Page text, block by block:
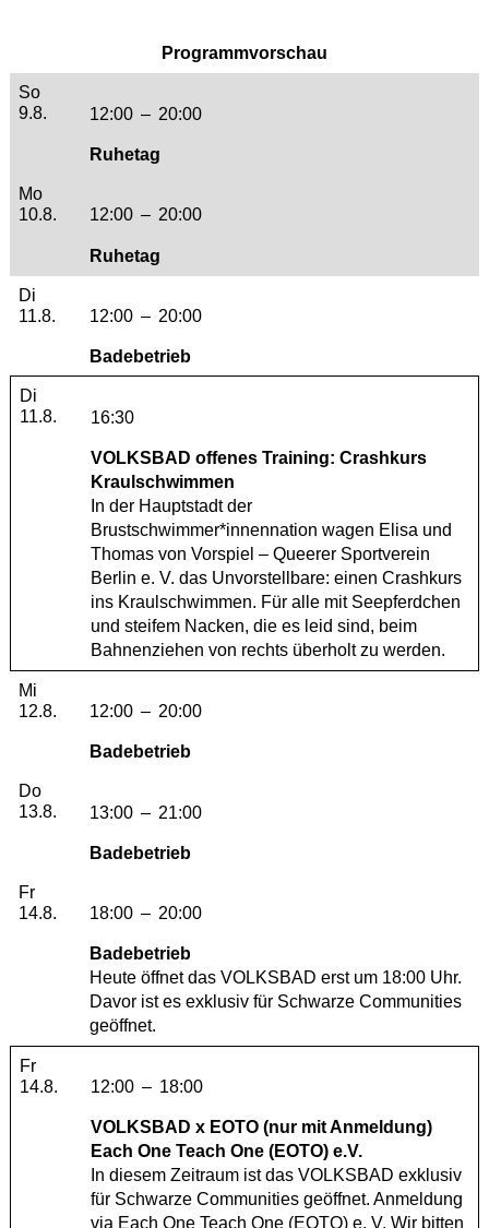
Programmvorschau
Sonntag, 09. August 2026
So
9.8.
12:00 – 20:00
Ruhetag
Montag, 10. August 2026
Mo
10.8.
12:00 – 20:00
Ruhetag
Dienstag, 11. August 2026
Di
11.8.
12:00 – 20:00
Badebetrieb
Dienstag, 11. August 2026
Di
11.8.
16:30
VOLKSBAD offenes Training: Crashkurs
Kraulschwimmen
In der Hauptstadt der
Brustschwimmer*innennation wagen Elisa und
Thomas von Vorspiel – Queerer Sportverein
Berlin e. V. das Unvorstellbare: einen Crashkurs
ins Kraulschwimmen. Für alle mit Seepferdchen
und steifem Nacken, die es leid sind, beim
Bahnenziehen von rechts überholt zu werden.
Mittwoch, 12. August 2026
Mi
12.8.
12:00 – 20:00
Badebetrieb
Donnerstag, 13. August 2026
Do
13.8.
13:00 – 21:00
Badebetrieb
Freitag, 14. August 2026
Fr
14.8.
18:00 – 20:00
Badebetrieb
Heute öffnet das VOLKSBAD erst um 18:00 Uhr.
Davor ist es exklusiv für Schwarze Communities
geöffnet.
Freitag, 14. August 2026
Fr
14.8.
12:00 – 18:00
VOLKSBAD x EOTO (nur mit Anmeldung)
Each One Teach One (EOTO) e.V.
In diesem Zeitraum ist das VOLKSBAD exklusiv
für Schwarze Communities geöffnet. Anmeldung
via Each One Teach One (EOTO) e. V. Wir bitten